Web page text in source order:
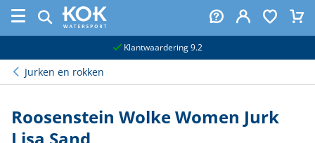
Klantwaardering 9.2
Jurken en rokken
Roosenstein Wolke Women Jurk